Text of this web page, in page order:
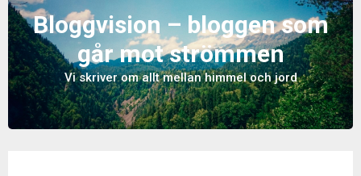
Bloggvision – bloggen som
går mot strömmen
Vi skriver om allt mellan himmel och jord